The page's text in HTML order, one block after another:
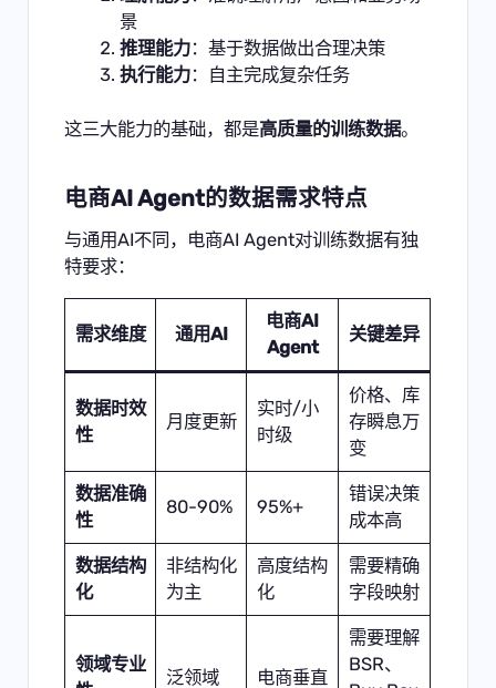
景
推理能力：基于数据做出合理决策
执行能力：自主完成复杂任务
这三大能力的基础，都是高质量的训练数据。
电商AI Agent的数据需求特点
与通用AI不同，电商AI Agent对训练数据有独
特要求：
需求维度 通用AI
电商AI
Agent
关键差异
数据时效
性
月度更新
实时/小
时级
价格、库
存瞬息万
变
数据准确
性
80-90% 95%+
错误决策
成本高
数据结构
化
非结构化
为主
高度结构
化
需要精确
字段映射
领域专业
泛领域 电商垂直
需要理解
BSR、